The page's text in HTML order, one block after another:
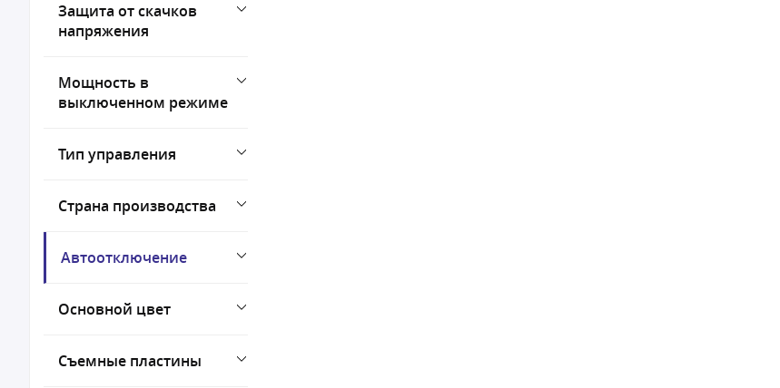
Защита от скачков
напряжения
Мощность в
выключенном режиме
Тип управления
Страна производства
Автоотключение
Основной цвет
Съемные пластины